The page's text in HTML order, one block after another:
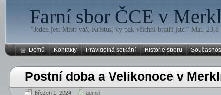
Farní sbor ČCE v
"Jeden jest Mistr váš, Kristus, vy pak všichni bratři jste." Mat. 23,8
Domů Kontakty Pravidelná setkání Historie sboru
Postní doba a Velikonoce v
Březen 1, 2024 admin